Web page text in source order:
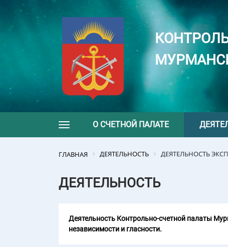
Toggle navigation
О СЧЕТНОЙ ПАЛАТЕ
ГЛАВНАЯ ДЕЯТЕЛЬНОСТЬ ДЕЯТЕЛЬНОСТЬ
ДЕЯТЕЛЬНОСТЬ
Деятельность Контрольно-счетной палаты
независимости и гласности.